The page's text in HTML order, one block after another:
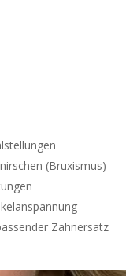
(Bruxismus)
Zahnersatz